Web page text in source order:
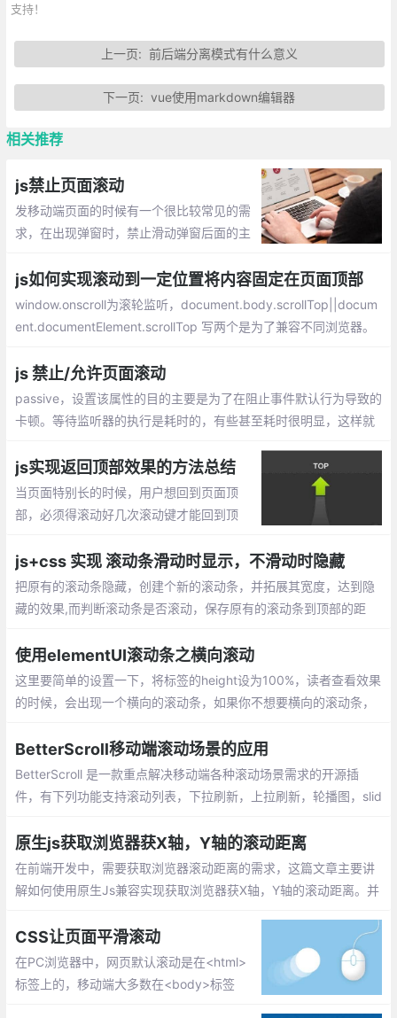
支持！
上一页: 前后端分离模式有什么意义
下一页:vue使用markdown编辑器
相关推荐
js禁止页面滚动
发移动端页面的时候有一个很比较常见的需
求，在出现弹窗时，禁止滑动弹窗后面的主
js如何实现滚动到一定位置将内容固定在页面顶部
window.onscroll为滚轮监听，document.body.scrollTop||docum
ent.documentElement.scrollTop 写两个是为了兼容不同浏览器。
左右位置虽然是0也要设，不然若为不是100%宽度的内容会出现左
右跳动。
js 禁止/允许页面滚动
passive，设置该属性的目的主要是为了在阻止事件默认行为导致的
卡顿。等待监听器的执行是耗时的，有些甚至耗时很明显，这样就
毕竟空函数的执行也会耗时
js实现返回顶部效果的方法总结
当页面特别长的时候，用户想回到页面顶
部，必须得滚动好几次滚动键才能回到顶
钮，用户点击一下，就可以回到顶部，对于
用户来说，是一个比较好的体验。
js+css 实现 滚动条滑动时显示，不滑动时隐藏
把原有的滚动条隐藏，创建个新的滚动条，并拓展其宽度，达到隐
藏的效果,而判断滚动条是否滚动，保存原有的滚动条到顶部的距
使用elementUI滚动条之横向滚动
这里要简单的设置一下，将标签的height设为100%，读者查看效果
的时候，会出现一个横向的滚动条，如果你不想要横向的滚动条，
BetterScroll移动端滚动场景的应用
BetterScroll 是一款重点解决移动端各种滚动场景需求的开源插
件，有下列功能支持滚动列表，下拉刷新，上拉刷新，轮播图，slid
淡出来确保滚动的流畅。
原生js获取浏览器获X轴，Y轴的滚动距离
在前端开发中，需要获取浏览器滚动距离的需求，这篇文章主要讲
解如何使用原生Js兼容实现获取浏览器获X轴，Y轴的滚动距离。并
CSS让页面平滑滚动
在PC浏览器中，网页默认滚动是在<html>
标签上的，移动端大多数在<body>标签